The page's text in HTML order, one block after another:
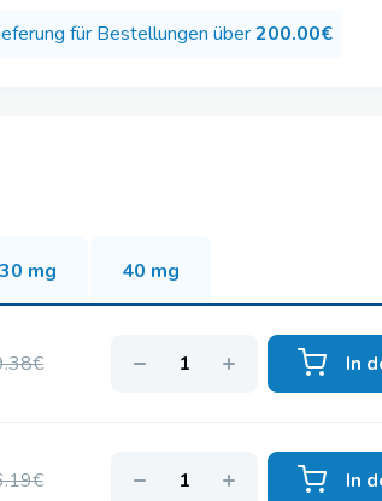
Gelee Zum Einnehmen
Tadapox
für Bestellungen über200.00€
30 mg 40 mg
In
In